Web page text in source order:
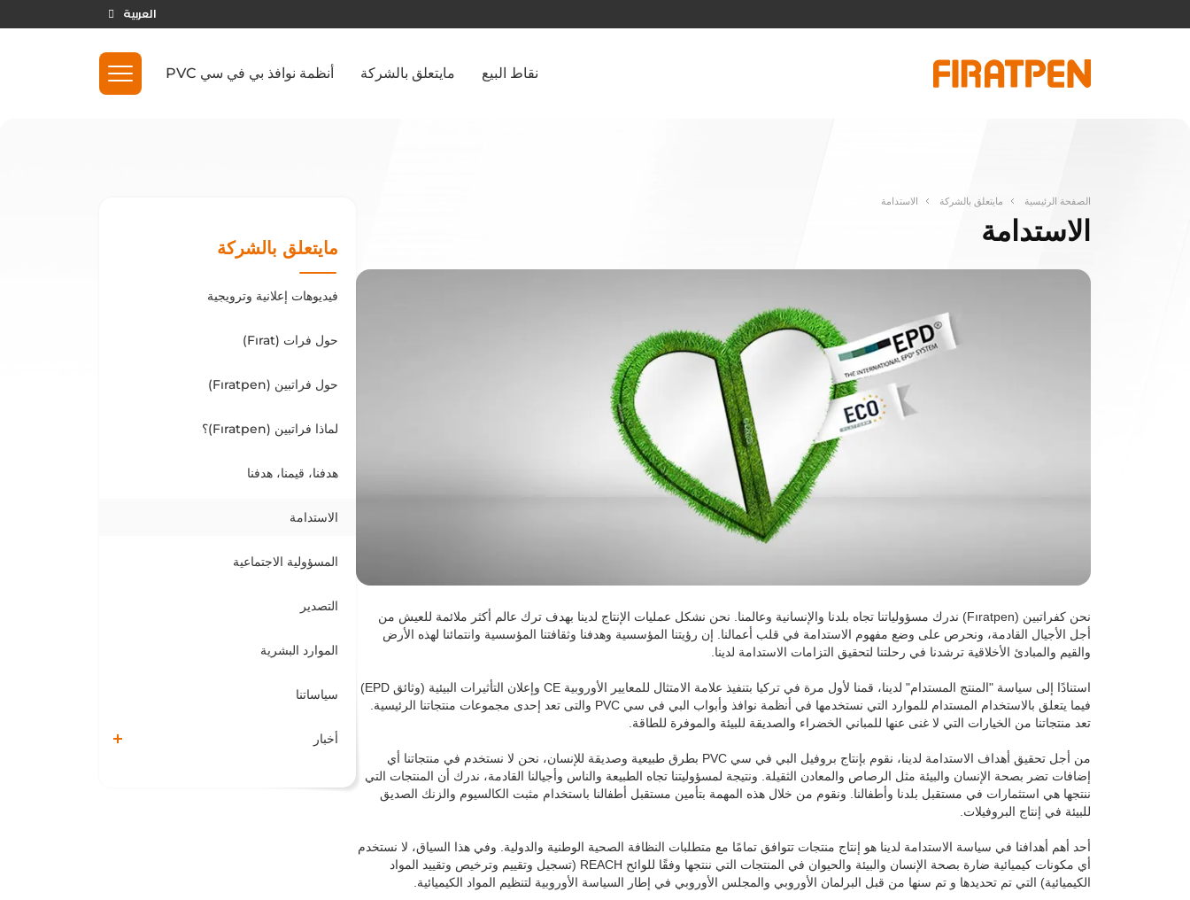
العربية
نقاط البيع مايتعلق بالشركة أنظمة نوافذ بي في سي PVC
الصفحة الرئيسية مايتعلق بالشركة الاستدامة
الاستدامة
نحن كفراتبين (Fıratpen) ندرك مسؤولياتنا تجاه بلدنا والإنسانية وعالمنا. نحن نشكل عمليات الإنتاج لدينا بهدف ترك عالم أكثر ملائمة للعيش من
أجل الأجيال القادمة، ونحرص على وضع مفهوم الاستدامة في قلب أعمالنا. إن رؤيتنا المؤسسية وهدفنا وثقافتنا المؤسسية وانتمائنا لهذه الأرض
والقيم والمبادئ الأخلاقية ترشدنا في رحلتنا لتحقيق التزامات الاستدامة لدينا.
استنادًا إلى سياسة "المنتج المستدام" لدينا، قمنا لأول مرة في تركيا بتنفيذ علامة الامتثال للمعايير الأوروبية CE وإعلان التأثيرات البيئية (وثائق EPD)
فيما يتعلق بالاستخدام المستدام للموارد التي نستخدمها في أنظمة نوافذ وأبواب البي في سي PVC والتى تعد إحدى مجموعات منتجاتنا الرئيسية.
تعد منتجاتنا من الخيارات التي لا غنى عنها للمباني الخضراء والصديقة للبيئة والموفرة للطاقة.
من أجل تحقيق أهداف الاستدامة لدينا، نقوم بإنتاج بروفيل البي في سي PVC بطرق طبيعية وصديقة للإنسان، نحن لا نستخدم في منتجاتنا أي
إضافات تضر بصحة الإنسان والبيئة مثل الرصاص والمعادن الثقيلة. ونتيجة لمسؤوليتنا تجاه الطبيعة والناس وأجيالنا القادمة، ندرك أن المنتجات التي
ننتجها هي استثمارات في مستقبل بلدنا وأطفالنا. ونقوم من خلال هذه المهمة بتأمين مستقبل أطفالنا باستخدام مثبت الكالسيوم والزنك الصديق
للبيئة في إنتاج البروفيلات.
أحد أهم أهدافنا في سياسة الاستدامة لدينا هو إنتاج منتجات تتوافق تمامًا مع متطلبات النظافة الصحية الوطنية والدولية. وفي هذا السياق، لا نستخدم
أي مكونات كيميائية ضارة بصحة الإنسان والبيئة والحيوان في المنتجات التي ننتجها وفقًا للوائح REACH (تسجيل وتقييم وترخيص وتقييد المواد
الكيميائية) التي تم تحديدها و تم سنها من قبل البرلمان الأوروبي والمجلس الأوروبي في إطار السياسة الأوروبية لتنظيم المواد الكيميائية.
مايتعلق بالشركة
فيديوهات إعلانية وترويجية
حول فرات (Fırat)
حول فراتبين (Fıratpen)
لماذا فراتبين (Fıratpen)؟
هدفنا، قيمنا، هدفنا
الاستدامة
المسؤولية الاجتماعية
التصدير
الموارد البشرية
سياساتنا
أخبار